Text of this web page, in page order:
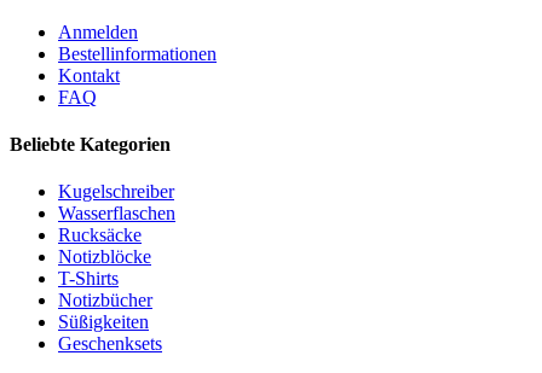
Anmelden
Bestellinformationen
Kontakt
FAQ
Beliebte Kategorien
Kugelschreiber
Wasserflaschen
Rucksäcke
Notizblöcke
T-Shirts
Notizbücher
Süßigkeiten
Geschenksets